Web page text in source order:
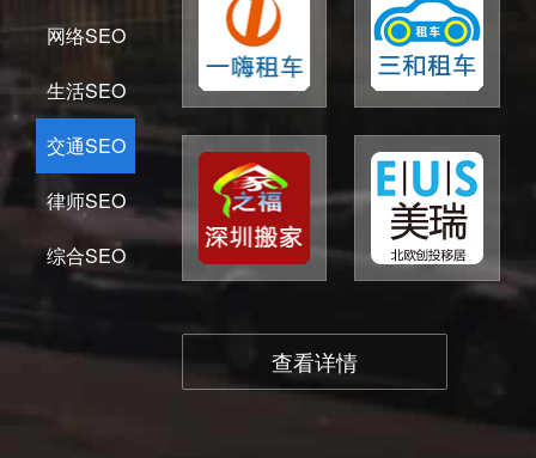
网络SEO
生活SEO
交通SEO
律师SEO
综合SEO
查看详情